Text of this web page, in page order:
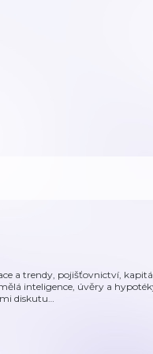
a trendy, pojišťovnictví,
inteligence, úvěry a
diskutu…